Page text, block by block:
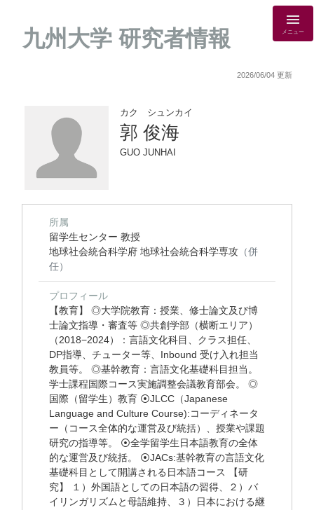
九州大学 研究者情報 メニュー
2026/06/04 更新
カク シュンカイ
郭 俊海
GUO JUNHAI
所属
留学生センター 教授
地球社会統合科学府 地球社会統合科学専攻 （併
任）
プロフィール
【教育】 ◎大学院教育：授業、修士論文及び博
士論文指導・審査等 ◎共創学部（横断エリア）
（2018−2024）：言語文化科目、クラス担任、
DP指導、チューター等、Inbound 受け入れ担当
教員等。 ◎基幹教育：言語文化基礎科目担当。
学士課程国際コース実施調整会議教育部会。 ◎
国際（留学生）教育 ⦿JLCC（Japanese
Language and Culture Course):コーディネータ
ー（コース全体的な運営及び統括）、授業や課題
研究の指導等。 ⦿全学留学生日本語教育の全体
的な運営及び統括。 ⦿JACs:基幹教育の言語文化
基礎科目として開講される日本語コース 【研
究】 １）外国語としての日本語の習得、２）バ
イリンガリズムと母語維持、３）日本における継